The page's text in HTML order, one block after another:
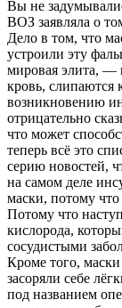
Вы не
ВОЗ заявляла о
Дело в том, что
устроили эту
мировая элита, —
кровь, слипаются
возникновению
отрицательно
что может
теперь всё это
серию новостей,
на самом деле
маски, потому
Потому что
кислорода,
сосудистыми
Кроме того,
засоряли себе
под названием